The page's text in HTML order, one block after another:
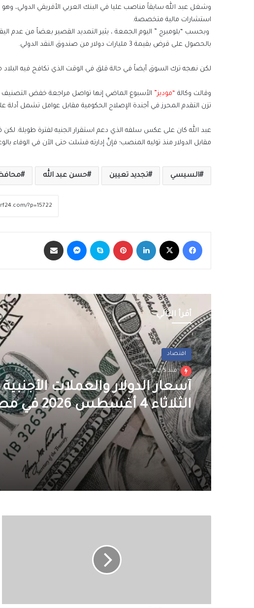
وشغل عبد الله سابقاً مناصب عليا في البنك العربي الأفريقي الدولي،
استشارات مالية متخصصة.
وبحسب “بلومبرج ” اليوم الجمعة ، يثير التمديد القصير بعضاً من عدم
بالحصول على قرض بقيمة 3 مليارات دولار من صندوق النقد الدولي.
لكن نهجه ترك السوق أيضاً في حالة قلق في الوقت الذي تكافح فيه
وقالت وكالة “موديز” الأسبوع الماضي إنها تواصل مراجعة خفض التصنيف
تزن التقدم المحرز في أجندة الإصلاح الحكومية مقابل عوامل تشمل أدلة
عبد الله كان على عكس سلفه الذي دعم استقرار الجنيه لفترة طويلة.
مقابل الدولار منذ توليه المنصب؛ فإنَّ إدارته فشلت حتى الآن في
السيسي تجديد تعيين حسن عبد الله
فيسبوك لينكدإن بينتيريست سكايب ماسنجر
أقرأ التالي
اقتصاد
منذ 5 أيام
أسعار الدولار والعملات الأجنبية
الثلاثاء 4 أغسطس 2026 في مصر